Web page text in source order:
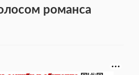
романса